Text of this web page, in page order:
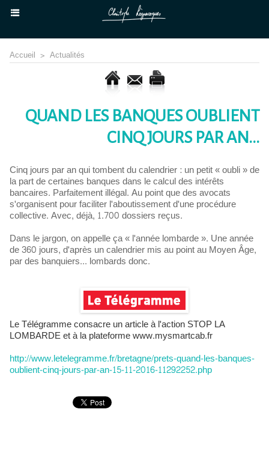
Accueil > Actualités
QUAND LES BANQUES OUBLIENT
CINQ JOURS PAR AN...
Cinq jours par an qui tombent du calendrier : un petit « oubli » de
la part de certaines banques dans le calcul des intérêts
bancaires. Parfaitement illégal. Au point que des avocats
s'organisent pour faciliter l'aboutissement d'une procédure
collective. Avec, déjà, 1.700 dossiers reçus.
Dans le jargon, on appelle ça « l'année lombarde ». Une année
de 360 jours, d'après un calendrier mis au point au Moyen Âge,
par des banquiers... lombards donc.
Le Télégramme consacre un article à l'action STOP LA
LOMBARDE et à la plateforme www.mysmartcab.fr
http://www.letelegramme.fr/bretagne/prets-quand-les-banques-
oublient-cinq-jours-par-an-15-11-2016-11292252.php